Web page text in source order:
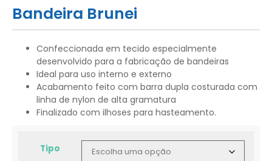
Bandeira Brunei
Confeccionada em tecido especialmente
desenvolvido para a fabricação de bandeiras
Ideal para uso interno e externo
Acabamento feito com barra dupla costurada com
linha de nylon de alta gramatura
Finalizado com ilhoses para hasteamento.
Tipo